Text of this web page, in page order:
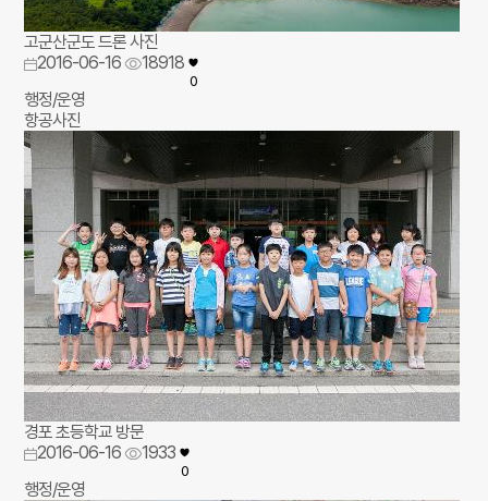
고군산군도 드론 사진
2016-06-16
18918
0
행정/운영
항공사진
경포 초등학교 방문
2016-06-16
1933
0
행정/운영